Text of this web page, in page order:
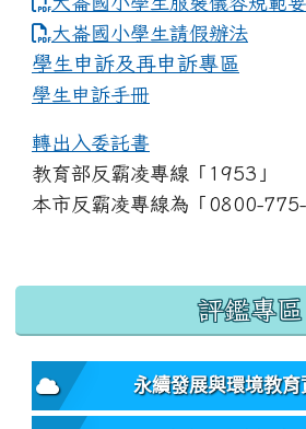
link to https://
大崙國小學生請假辦法
學生申訴及再申訴專區
學生申訴手冊
轉出入委託書
教育部反霸凌專線「1953」
本市反霸凌專線為「0800-775-
:::
評鑑專區
永續發展與環境教育